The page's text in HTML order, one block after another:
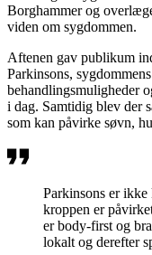
Borghammer og
viden om sygdommen.
Aftenen gav publikum
Parkinsons,
behandlingsmuligheder
i dag. Samtidig blev der
som kan påvirke søvn,
Parkinsons er
kroppen er
er body-first og
lokalt og derefter